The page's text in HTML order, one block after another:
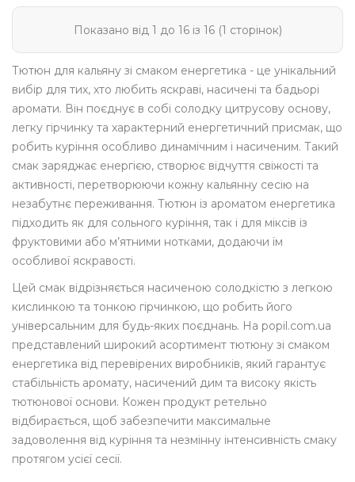
Показано від 1 до 16 із 16 (1 сторінок)
Тютюн для кальяну зі смаком енергетика - це унікальний
вибір для тих, хто любить яскраві, насичені та бадьорі
аромати. Він поєднує в собі солодку цитрусову основу,
легку гірчинку та характерний енергетичний присмак, що
робить куріння особливо динамічним і насиченим. Такий
смак заряджає енергією, створює відчуття свіжості та
активності, перетворюючи кожну кальянну сесію на
незабутнє переживання. Тютюн із ароматом енергетика
підходить як для сольного куріння, так і для міксів із
фруктовими або м’ятними нотками, додаючи їм
особливої яскравості.
Цей смак відрізняється насиченою солодкістю з легкою
кислинкою та тонкою гірчинкою, що робить його
універсальним для будь-яких поєднань. На popil.com.ua
представлений широкий асортимент тютюну зі смаком
енергетика від перевірених виробників, який гарантує
стабільність аромату, насичений дим та високу якість
тютюнової основи. Кожен продукт ретельно
відбирається, щоб забезпечити максимальне
задоволення від куріння та незмінну інтенсивність смаку
протягом усієї сесії.